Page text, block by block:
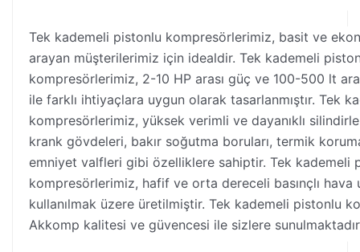
Tek kademeli pistonlu kompresörlerimiz, basit ve
arayan müşterilerimiz için idealdir. Tek kademeli
kompresörlerimiz, 2-10 HP arası güç ve 100-500 lt
ile farklı ihtiyaçlara uygun olarak tasarlanmıştır. Tek
kompresörlerimiz, yüksek verimli ve dayanıklı
krank gövdeleri, bakır soğutma boruları, termik
emniyet valfleri gibi özelliklere sahiptir. Tek kademeli
kompresörlerimiz, hafif ve orta dereceli basınçlı hava
kullanılmak üzere üretilmiştir. Tek kademeli pistonlu
Akkomp kalitesi ve güvencesi ile sizlere